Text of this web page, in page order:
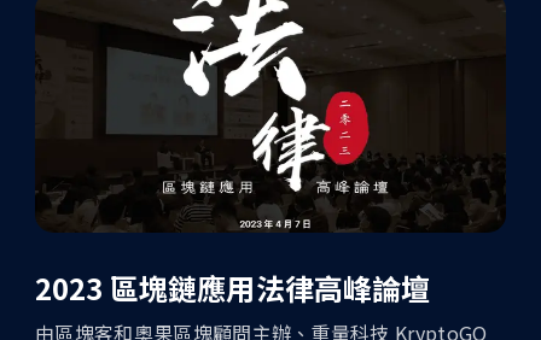
2023 區塊鏈應用法律高峰論壇
由區塊客和奧果區塊顧問主辦、重量科技 KryptoGO